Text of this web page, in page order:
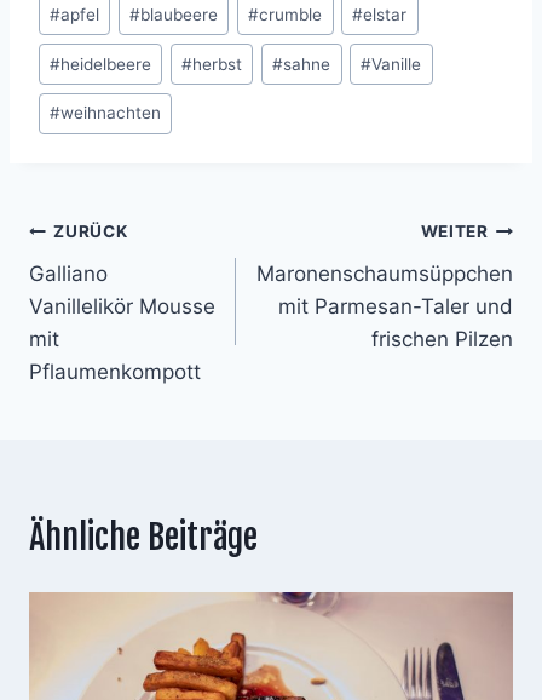
#apfel #blaubeere #crumble #elstar
#heidelbeere #herbst #sahne #Vanille
#weihnachten
Beitragsnavigation
ZURÜCK
Galliano
Vanillelikör Mousse
mit
Pflaumenkompott
WEITER
Maronenschaumsüppchen
mit Parmesan-Taler und
frischen Pilzen
Ähnliche Beiträge